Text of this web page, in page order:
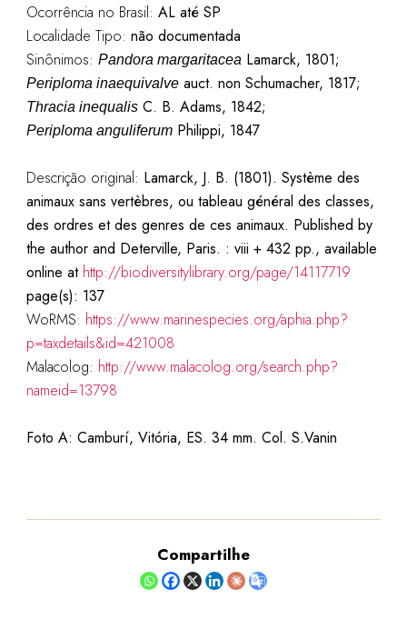
Ocorrência no Brasil: AL até SP
Localidade Tipo: não documentada
Sinônimos: Pandora margaritaceaLamarck, 1801;
Periploma inaequivalveauct. non Schumacher, 1817;
Thracia inequalisC. B. Adams, 1842;
Periploma anguliferumPhilippi, 1847
Descrição original: Lamarck, J. B. (1801). Système des
animaux sans vertèbres, ou tableau général des classes,
des ordres et des genres de ces animaux. Published by
the author and Deterville, Paris. : viii + 432 pp., available
online at http://biodiversitylibrary.org/page/14117719
page(s): 137
WoRMS: https://www.marinespecies.org/aphia.php?
p=taxdetails&id=421008
Malacolog: http://www.malacolog.org/search.php?
nameid=13798
Foto A: Camburí, Vitória, ES. 34 mm. Col. S.Vanin
Compartilhe